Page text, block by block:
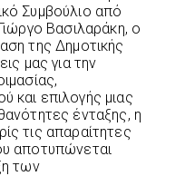
Συμβούλιο από
Βασιλαράκη, ο
της Δημοτικής
μας για την
και επιλογής μιας
ένταξης, η
τις απαραίτητες
αποτυπώνεται
των